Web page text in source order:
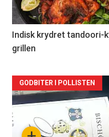
-
2
Indisk krydret tandoori-
grillen
Forsiden
akkurat
nå
GODBITER I POLLISTEN